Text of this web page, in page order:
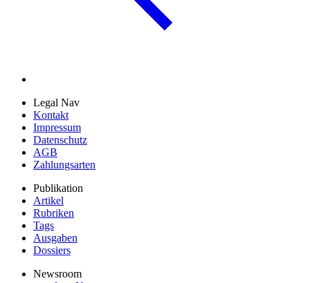
Legal Nav
Kontakt
Impressum
Datenschutz
AGB
Zahlungsarten
Publikation
Artikel
Rubriken
Tags
Ausgaben
Dossiers
Newsroom